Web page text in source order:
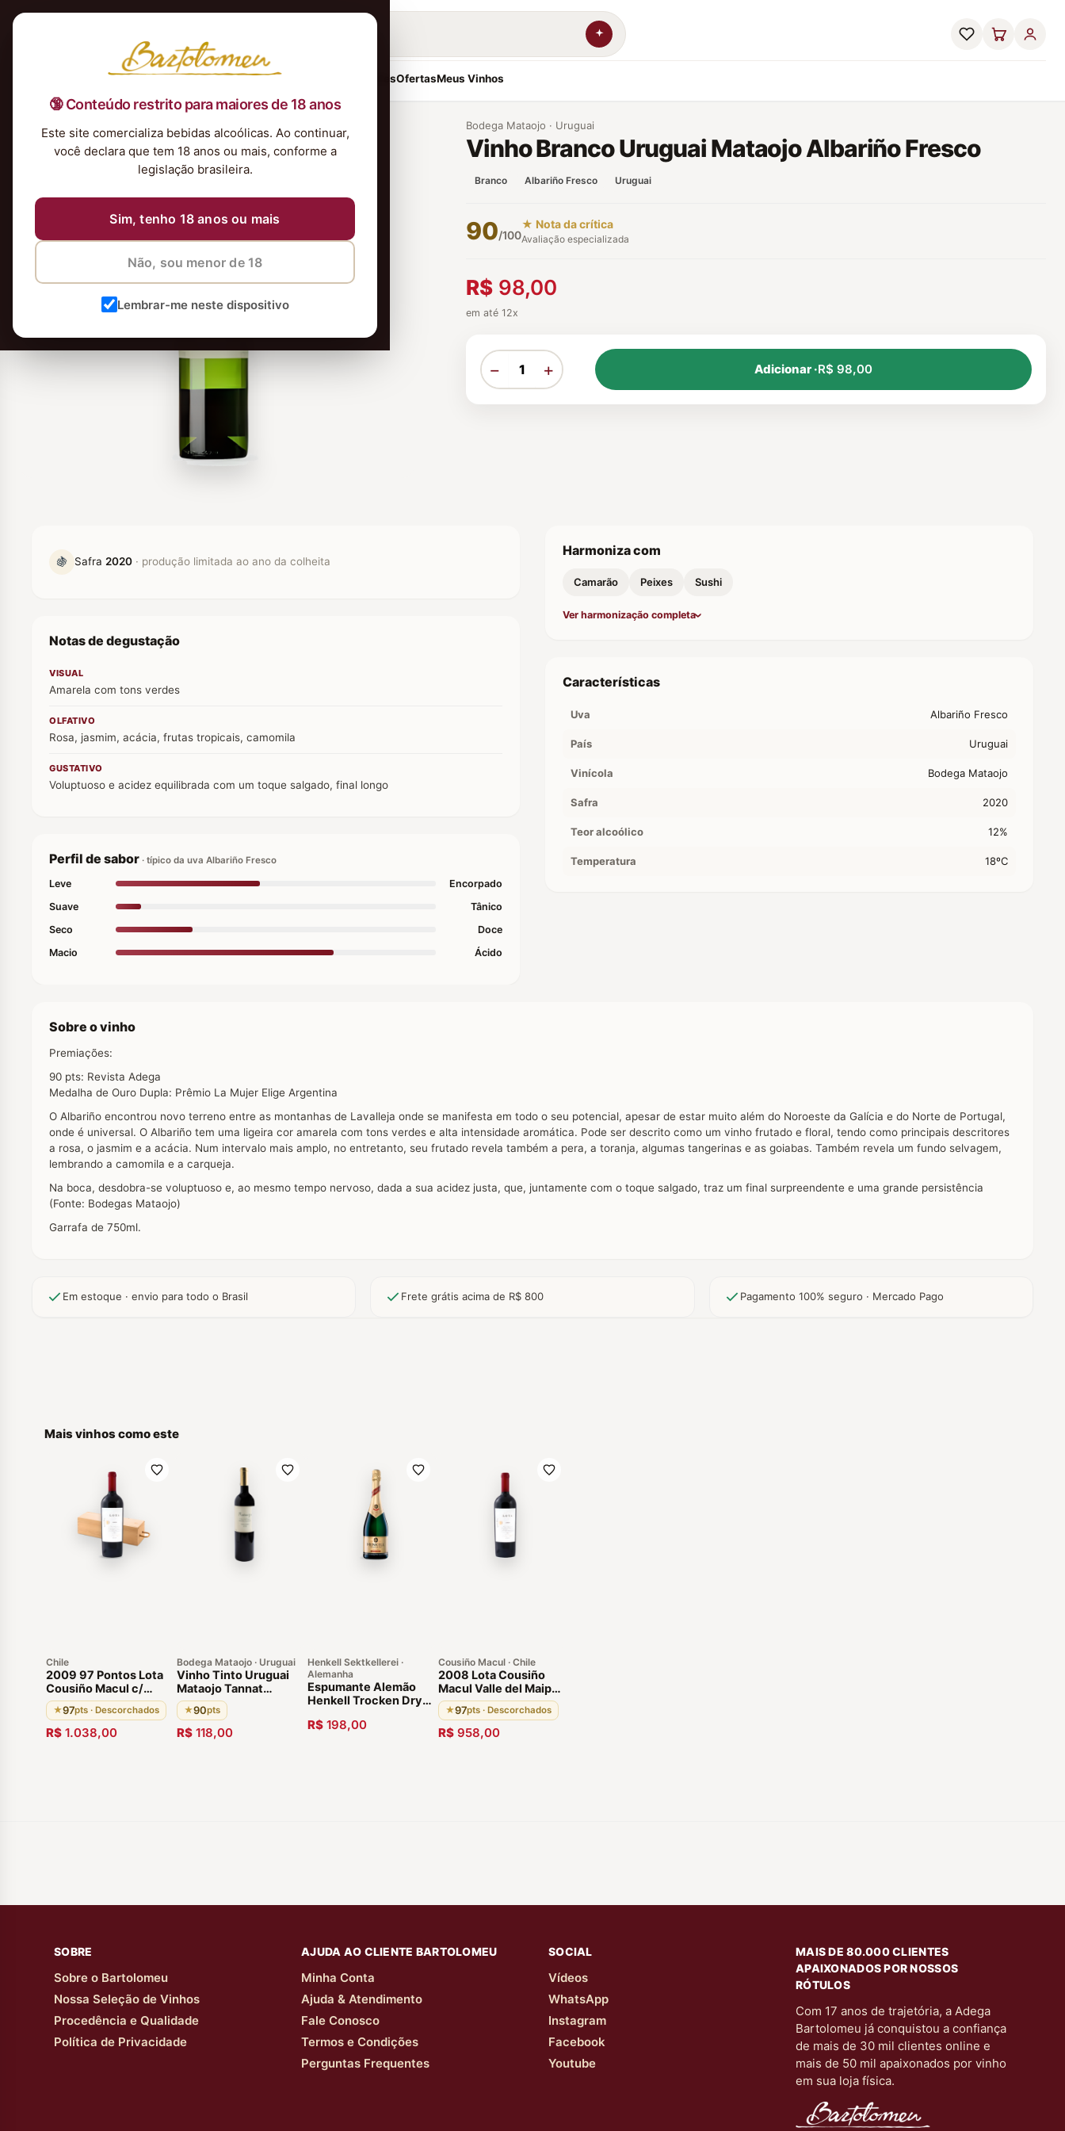
🔞 Conteúdo restrito para maiores de 18 anos
Este site comercializa bebidas alcoólicas. Ao continuar,
você declara que tem 18 anos ou mais, conforme a
legislação brasileira.
Sim, tenho 18 anos ou mais
Não, sou menor de 18
Lembrar-me neste dispositivo
Nossa Seleção TintosBrancosEspumantesRosés Kits & PresentesOfertasMeus Vinhos
Bodega Mataojo · Uruguai
Vinho Branco Uruguai Mataojo Albariño Fresco
Branco Albariño Fresco Uruguai
90/100
★ Nota da crítica
Avaliação especializada
R$ 98,00
em até 12x
− + Adicionar ·R$ 98,00
🍇 Safra 2020 · produção limitada ao ano da colheita
Notas de degustação
VISUAL
Amarela com tons verdes
OLFATIVO
Rosa, jasmim, acácia, frutas tropicais, camomila
GUSTATIVO
Voluptuoso e acidez equilibrada com um toque salgado, final longo
Perfil de sabor · típico da uva Albariño Fresco
Leve
Encorpado
Suave
Tânico
Seco
Doce
Macio
Ácido
Harmoniza com
Camarão Peixes Sushi
Ver harmonização completa
Características
Uva Albariño Fresco
País Uruguai
Vinícola Bodega Mataojo
Safra 2020
Teor alcoólico 12%
Temperatura 18ºC
Sobre o vinho
Premiações:
90 pts: Revista Adega
Medalha de Ouro Dupla: Prêmio La Mujer Elige Argentina
O Albariño encontrou novo terreno entre as montanhas de Lavalleja onde se manifesta em todo o seu potencial, apesar de estar muito além do Noroeste da Galícia e do Norte de Portugal,
onde é universal. O Albariño tem uma ligeira cor amarela com tons verdes e alta intensidade aromática. Pode ser descrito como um vinho frutado e floral, tendo como principais descritores
a rosa, o jasmim e a acácia. Num intervalo mais amplo, no entretanto, seu frutado revela também a pera, a toranja, algumas tangerinas e as goiabas. Também revela um fundo selvagem,
lembrando a camomila e a carqueja.
Na boca, desdobra-se voluptuoso e, ao mesmo tempo nervoso, dada a sua acidez justa, que, juntamente com o toque salgado, traz um final surpreendente e uma grande persistência
(Fonte: Bodegas Mataojo)
Garrafa de 750ml.
Em estoque · envio para todo o Brasil Frete grátis acima de R$ 800 Pagamento 100% seguro · Mercado Pago
Mais vinhos como este
Chile
2009 97 Pontos Lota
Cousiño Macul c/
Caixa de Madeira Valle
del Maipo. Chile
★97pts · Descorchados
R$ 1.038,00
Bodega Mataojo · Uruguai
Vinho Tinto Uruguai
Mataojo Tannat
Reserva
★90pts
R$ 118,00
Henkell Sektkellerei ·
Alemanha
Espumante Alemão
Henkell Trocken Dry
Alemanha.
R$ 198,00
Cousiño Macul · Chile
2008 Lota Cousiño
Macul Valle del Maipo |
Chileno
★97pts · Descorchados
R$ 958,00
SOBRE
Sobre o Bartolomeu
Nossa Seleção de Vinhos
Procedência e Qualidade
Política de Privacidade
AJUDA AO CLIENTE BARTOLOMEU
Minha Conta
Ajuda & Atendimento
Fale Conosco
Termos e Condições
Perguntas Frequentes
SOCIAL
Vídeos
WhatsApp
Instagram
Facebook
Youtube
MAIS DE 80.000 CLIENTES
APAIXONADOS POR NOSSOS
RÓTULOS
Com 17 anos de trajetória, a Adega
Bartolomeu já conquistou a confiança
de mais de 30 mil clientes online e
mais de 50 mil apaixonados por vinho
em sua loja física.